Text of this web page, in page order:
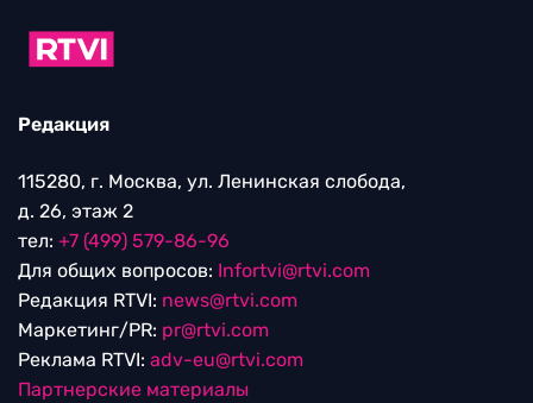
Редакция
115280, г. Москва, ул. Ленинская слобода,
д. 26, этаж 2
тел: +7 (499) 579-86-96
Для общих вопросов: Infortvi@rtvi.com
Редакция RTVI: news@rtvi.com
Маркетинг/PR: pr@rtvi.com
Реклама RTVI: adv-eu@rtvi.com
Партнерские материалы